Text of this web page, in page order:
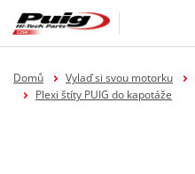
Domů Vylaď si svou motorku
Plexi štíty PUIG do kapotáže